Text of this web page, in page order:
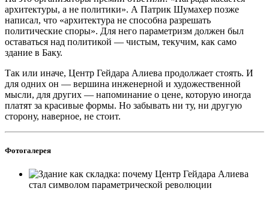
архитектуры, а не политики». А Патрик Шумахер позже
написал, что «архитектура не способна разрешать
политические споры». Для него параметризм должен был
оставаться над политикой — чистым, текучим, как само
здание в Баку.
Так или иначе, Центр Гейдара Алиева продолжает стоять. И
для одних он — вершина инженерной и художественной
мысли, для других — напоминание о цене, которую иногда
платят за красивые формы. Но забывать ни ту, ни другую
сторону, наверное, не стоит.
Фотогалерея